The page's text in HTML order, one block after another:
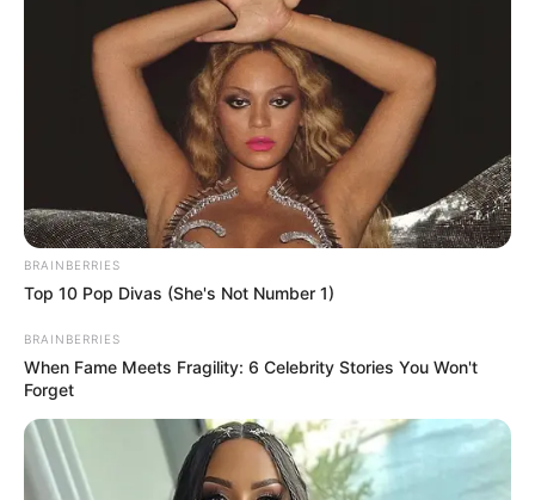
BRAINBERRIES
Top 10 Pop Divas (She's Not Number 1)
BRAINBERRIES
When Fame Meets Fragility: 6 Celebrity Stories You Won't
Forget